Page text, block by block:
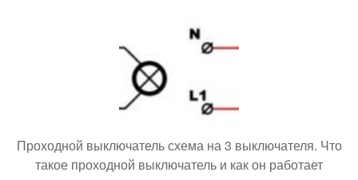
Проходной выключатель схема на 3 выключателя. Что
такое проходной выключатель и как он работает